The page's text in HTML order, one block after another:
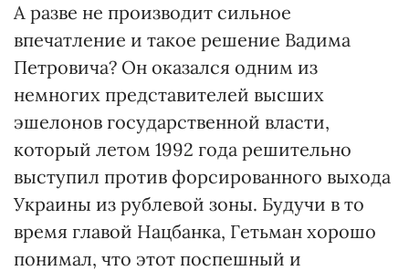
А разве не производит сильное
впечатление и такое решение Вадима
Петровича? Он оказался одним из
немногих представителей высших
эшелонов государственной власти,
который летом 1992 года решительно
выступил против форсированного выхода
Украины из рублевой зоны. Будучи в то
время главой Нацбанка, Гетьман хорошо
понимал, что этот поспешный и